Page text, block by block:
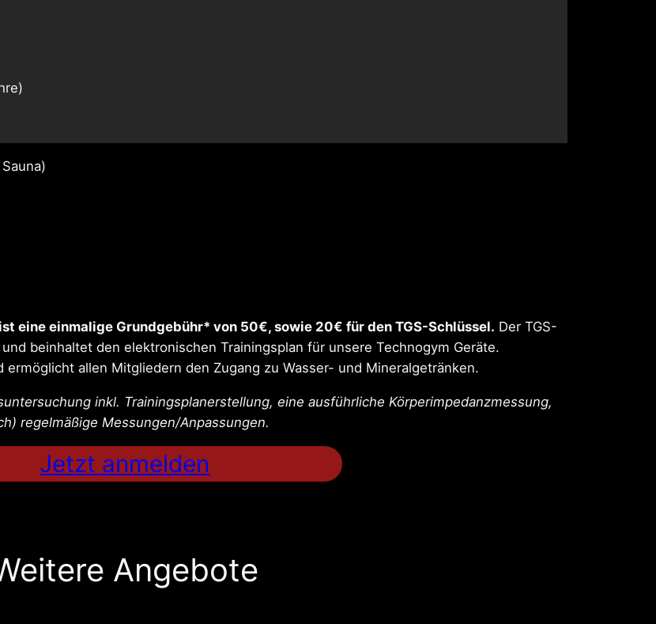
eine einmalige Grundgebühr* von 50€, sowie 20€ für den TGS-Schlüssel. Der TGS-
beinhaltet den elektronischen Trainingsplan für unsere Technogym Geräte.
allen Mitgliedern den Zugang zu Wasser- und Mineralgetränken.
inkl. Trainingsplanerstellung, eine ausführliche Körperimpedanzmessung,
regelmäßige Messungen/Anpassungen.
Jetzt anmelden
Angebote